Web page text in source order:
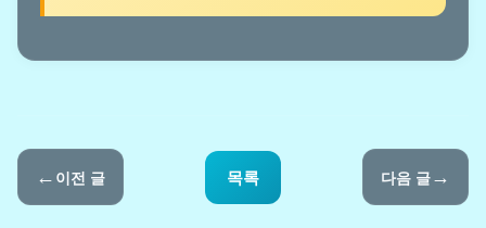
← 이전 글 목록 다음 글→